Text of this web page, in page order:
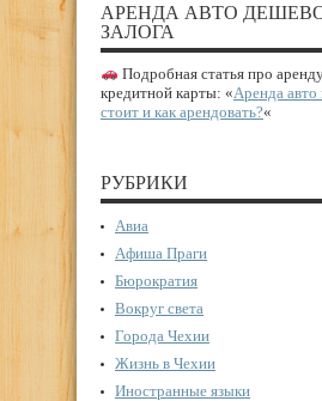
АРЕНДА АВТО
ЗАЛОГА
Подробная статья про
кредитной карты: «Аренда авто
стоит и как арендовать?«
РУБРИКИ
Авиа
Афиша Праги
Бюрократия
Вокруг света
Города Чехии
Жизнь в Чехии
Иностранные языки